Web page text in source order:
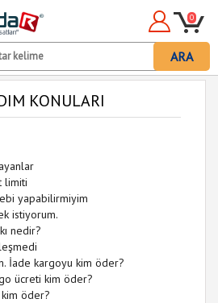
ARA
0
KONULARI
limiti
yapabilirmiyim
istiyorum.
nedir?
İade kargoyu kim öder?
ücreti kim öder?
öder?